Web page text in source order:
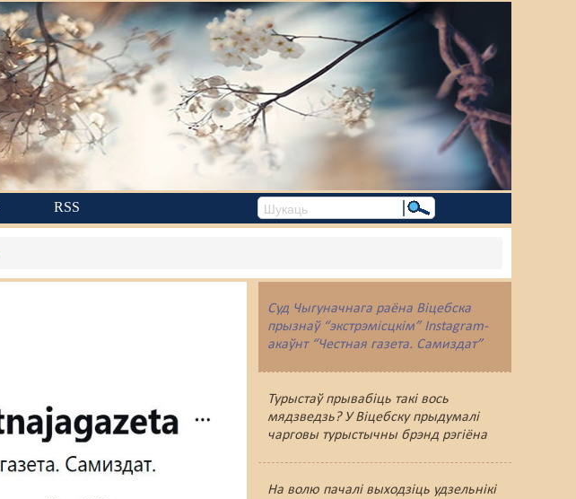
RSS
Суд Чыгуначнага раёна Віцебска
прызнаў “экстрэмісцкім” Instagram-
акаўнт “Честная газета. Самиздат”
Турыстаў прывабіць такі вось
мядзведзь? У Віцебску прыдумалі
чарговы турыстычны брэнд рэгіёна
На волю пачалі выходзіць удзельнікі